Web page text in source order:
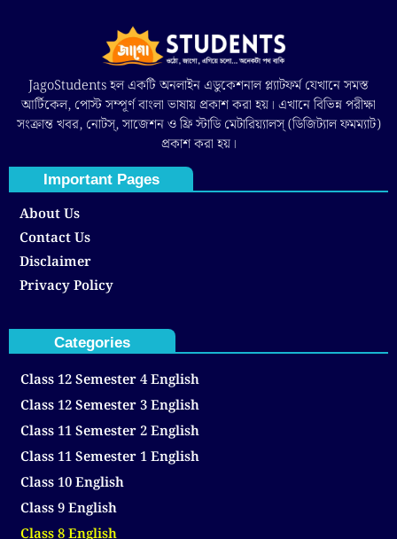
JagoStudents হল একটি অনলাইন এডুকেশনাল প্ল্যাটফর্ম যেখানে সমস্ত
আর্টিকেল, পোস্ট সম্পূর্ণ বাংলা ভাষায় প্রকাশ করা হয়। এখানে বিভিন্ন পরীক্ষা
সংক্রান্ত খবর, নোটস্, সাজেশন ও ফ্রি স্টাডি মেটারিয়্যালস্ (ডিজিট্যাল ফমম্যাট)
প্রকাশ করা হয়।
Important Pages
About Us
Contact Us
Disclaimer
Privacy Policy
Categories
Class 12 Semester 4 English
Class 12 Semester 3 English
Class 11 Semester 2 English
Class 11 Semester 1 English
Class 10 English
Class 9 English